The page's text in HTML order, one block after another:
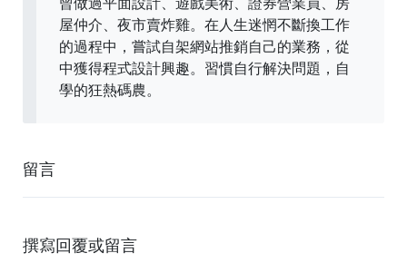
屋仲介、夜市賣炸雞。在人生迷惘不斷換工作
的過程中，嘗試自架網站推銷自己的業務，從
中獲得程式設計興趣。習慣自行解決問題，自
學的狂熱碼農。
留言
撰寫回覆或留言